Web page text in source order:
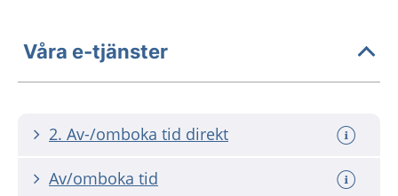
Våra e-tjänster
2. Av-/omboka tid direkt
Av/omboka tid